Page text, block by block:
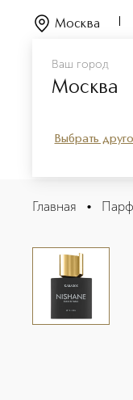
Ваш город
Москва
Выбрать
Москва
SHADOW PLAY
Описание
Главная •